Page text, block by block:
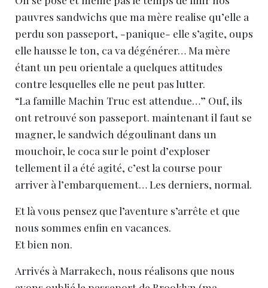
pauvres sandwichs que ma mère realise qu’elle a
perdu son passeport, -panique- elle s’agite, oups
elle hausse le ton, ca va dégénérer… Ma mère
étant un peu orientale a quelques attitudes
contre lesquelles elle ne peut pas lutter.
“La famille Machin Truc est attendue…” Ouf, ils
ont retrouvé son passeport. maintenant il faut se
magner, le sandwich dégoulinant dans un
mouchoir, le coca sur le point d’exploser
tellement il a été agité, c’est la course pour
arriver à l’embarquement… Les derniers, normal.
Et là vous pensez que l’aventure s’arrête et que
nous sommes enfin en vacances.
Et bien non.
Arrivés à Marrakech, nous réalisons que nous